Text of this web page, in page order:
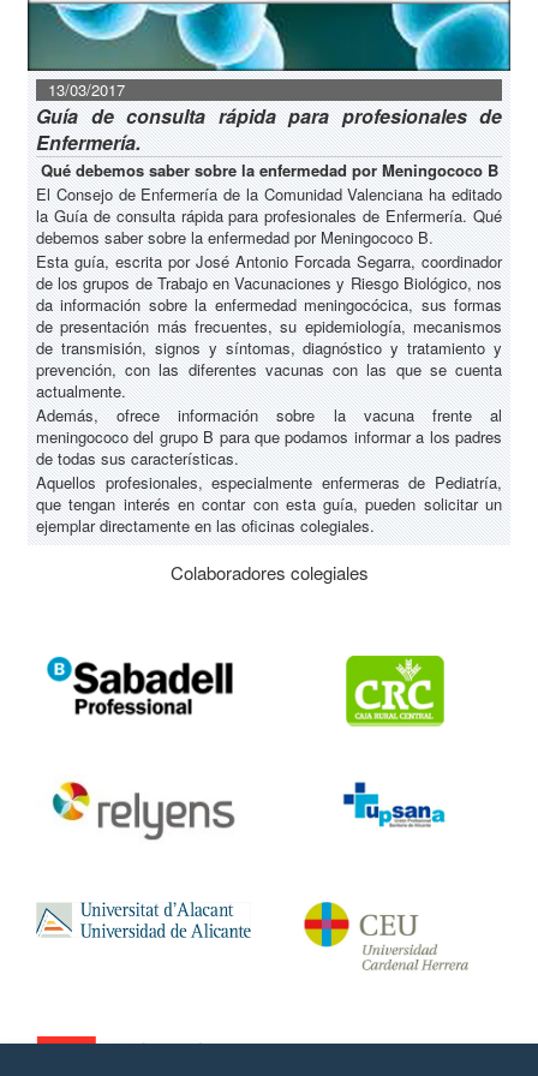
13/03/2017
Guía de consulta rápida para profesionales de
Enfermería.
Qué debemos saber sobre la enfermedad por Meningococo B
El Consejo de Enfermería de la Comunidad Valenciana ha editado
la Guía de consulta rápida para profesionales de Enfermería. Qué
debemos saber sobre la enfermedad por Meningococo B.
Esta guía, escrita por José Antonio Forcada Segarra, coordinador
de los grupos de Trabajo en Vacunaciones y Riesgo Biológico, nos
da información sobre la enfermedad meningocócica, sus formas
de presentación más frecuentes, su epidemiología, mecanismos
de transmisión, signos y síntomas, diagnóstico y tratamiento y
prevención, con las diferentes vacunas con las que se cuenta
actualmente.
Además, ofrece información sobre la vacuna frente al
meningococo del grupo B para que podamos informar a los padres
de todas sus características.
Aquellos profesionales, especialmente enfermeras de Pediatría,
que tengan interés en contar con esta guía, pueden solicitar un
ejemplar directamente en las oficinas colegiales.
Colaboradores colegiales